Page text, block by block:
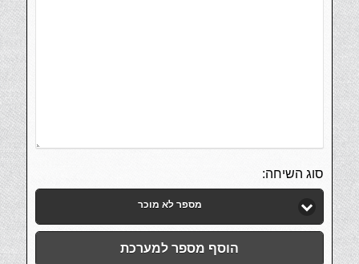
סוג השיחה:
מספר לא מוכר
הוסף מספר למערכת